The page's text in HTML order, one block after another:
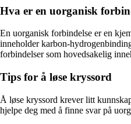
Hva er en uorganisk
En uorganisk forbindelse er en
inneholder karbon-
forbindelser som hovedsakelig
Tips for å løse kryssord
Å løse kryssord krever litt
hjelpe deg med å finne svar på